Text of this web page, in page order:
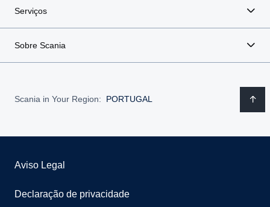
Serviços
Sobre Scania
Scania in Your Region: PORTUGAL
Aviso Legal
Declaração de privacidade